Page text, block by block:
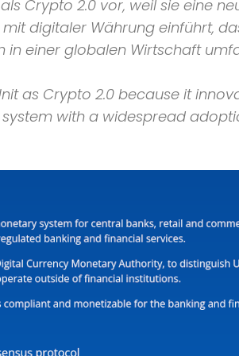
Crypto 2.0 vor, weil sie eine
digitaler Währung einführt,
einer globalen Wirtschaft
as Crypto 2.0 because it
with a widespread